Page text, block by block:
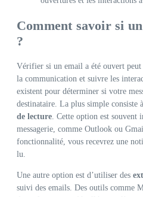
Comment savoir si
?
Vérifier si un email a été ouvert
la communication et suivre les
existent pour déterminer si votre
destinataire. La plus simple consiste à
de lecture . Cette option est souvent
messagerie, comme Outlook ou
fonctionnalité, vous recevrez une
lu.
Une autre option est d’utiliser des
suivi des emails. Des outils comme